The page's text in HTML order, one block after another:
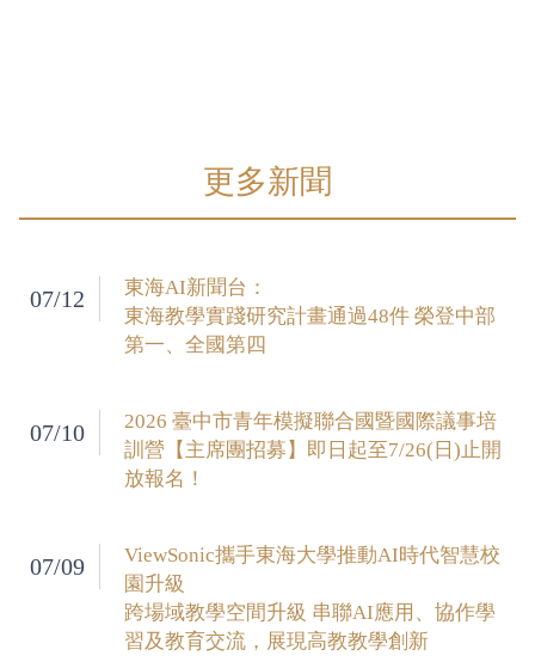
更多新聞
07/12
東海AI新聞台：
東海教學實踐研究計畫通過48件 榮登中部
第一、全國第四
07/10
2026 臺中市青年模擬聯合國暨國際議事培
訓營【主席團招募】即日起至7/26(日)止開
放報名！
07/09
ViewSonic攜手東海大學推動AI時代智慧校
園升級
跨場域教學空間升級 串聯AI應用、協作學
習及教育交流，展現高教教學創新